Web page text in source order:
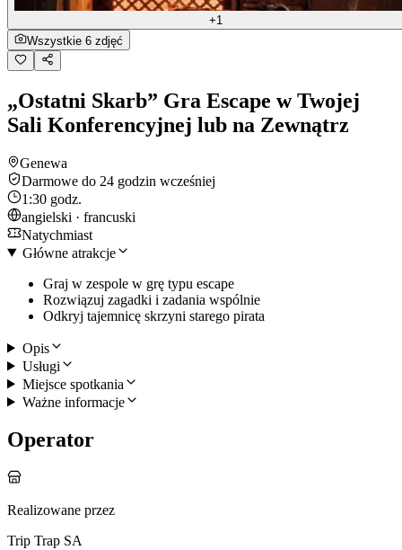
+1
Wszystkie 6 zdjęć
„Ostatni Skarb” Gra Escape w Twojej
Sali Konferencyjnej lub na Zewnątrz
Genewa
Darmowe do 24 godzin wcześniej
1:30 godz.
angielski · francuski
Natychmiast
Główne atrakcje
Graj w zespole w grę typu escape
Rozwiązuj zagadki i zadania wspólnie
Odkryj tajemnicę skrzyni starego pirata
Opis
Usługi
Miejsce spotkania
Ważne informacje
Operator
Realizowane przez
Trip Trap SA